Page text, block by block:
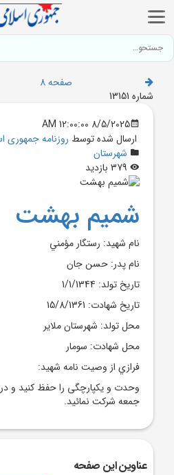
صفحه 8
شماره 13151
8/5/2025 12:00:00 AM
ارسال شده توسط روزنامه جمهوری
شهرستان
شمیم بهشت
نام شهيد: رستگار مؤمني
نام پدر: حسن جان
تاريخ تولد: 1/1/1344
تاريخ شهادت: 15/8/1361
محل تولد: شهرستان ملاير
محل شهادت: سومار
فرازي از وصيت نامه شهيد:
وحدت و يكپارچگى را حفظ کنيد و
جمعه شركت نمائيد.
عناوین این صفحه